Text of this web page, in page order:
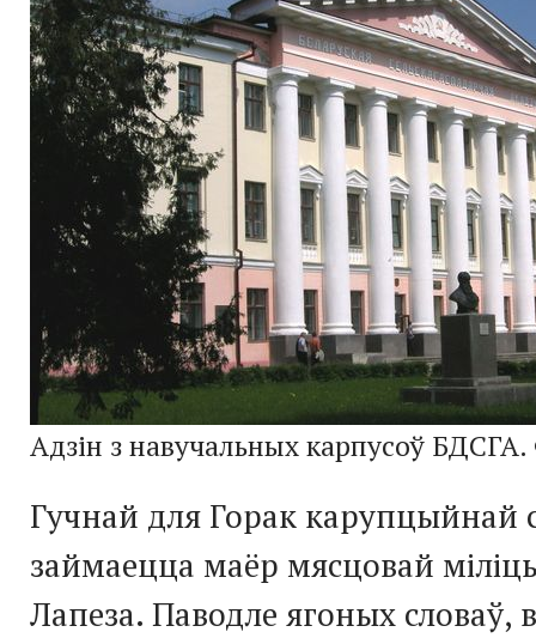
Адзін з навучальных карпусоў
Гучнай для Горак карупцыйнай
займаецца маёр мясцовай
Лапеза. Паводле ягоных